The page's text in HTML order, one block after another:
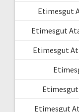
Etimesgut
Etimesgut
Etimesgut
Etimesgut